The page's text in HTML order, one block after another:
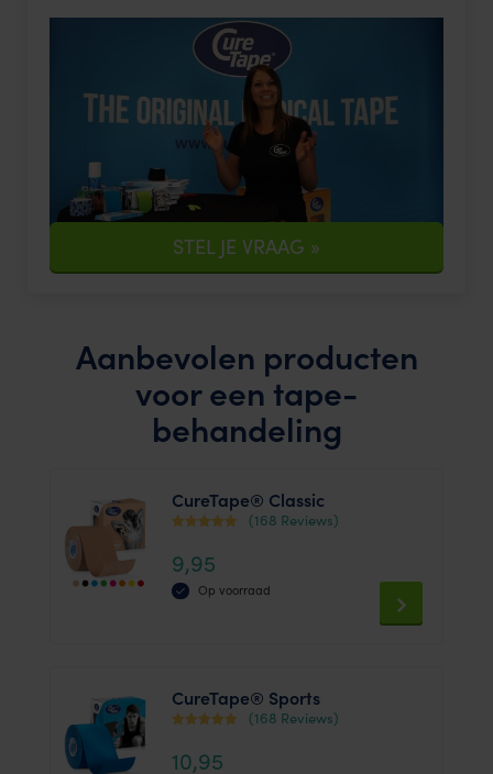
STEL JE VRAAG »
Aanbevolen producten
voor een tape-
behandeling
CureTape® Classic
4.44
uit 5
(168 Reviews)
9,95
Op voorraad
multiple
The
CureTape® Sports
4.75
(168 Reviews)
10,95